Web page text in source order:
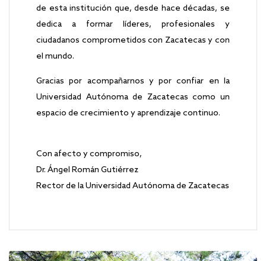
de esta institución que, desde hace décadas, se
dedica a formar líderes, profesionales y
ciudadanos comprometidos con Zacatecas y con
el mundo.
Gracias por acompañarnos y por confiar en la
Universidad Autónoma de Zacatecas como un
espacio de crecimiento y aprendizaje continuo.
Con afecto y compromiso,
Dr. Ángel Román Gutiérrez
Rector de la Universidad Autónoma de Zacatecas